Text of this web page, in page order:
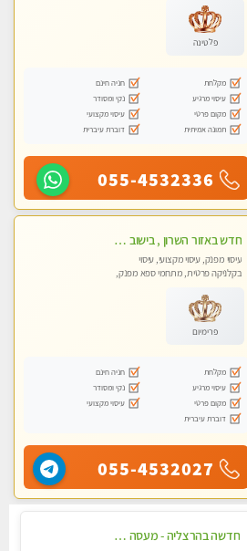
פלטינה
מקלחת
חניה חינם
עיסוי מרגיע
נקי ומסודר
מקום פרטי
עיסוי מקצועי
תמונה אמיתית
דוברת עיברית
055-4532336
חדש באזור השרון , בישוב ניצני עוז ! נבחרת מטפלות ומטפלים
עיסוי מפנק, עיסוי מקצועי, עיסוי
בקלניקה פרטית, מתחמי ספא מפנק,
פרימיום
מקלחת
חניה חינם
עיסוי מרגיע
נקי ומסודר
מקום פרטי
עיסוי מקצועי
דוברת עיברית
055-4532027
חדשה בהרצליה - מעסה מקצועית ואיכותית פרטי!!!